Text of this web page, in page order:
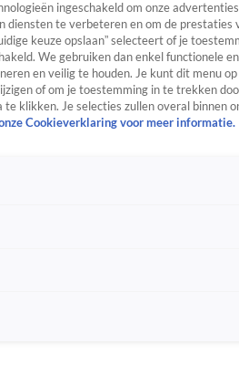
ingeschakeld om onze
diensten te verbeteren en om de prestaties
keuze opslaan” selecteert of je
We gebruiken dan enkel functionele
en veilig te houden. Je kunt dit menu
of om je toestemming in te trekken
klikken. Je selecties zullen overal binnen
Cookieverklaring voor meer informatie.